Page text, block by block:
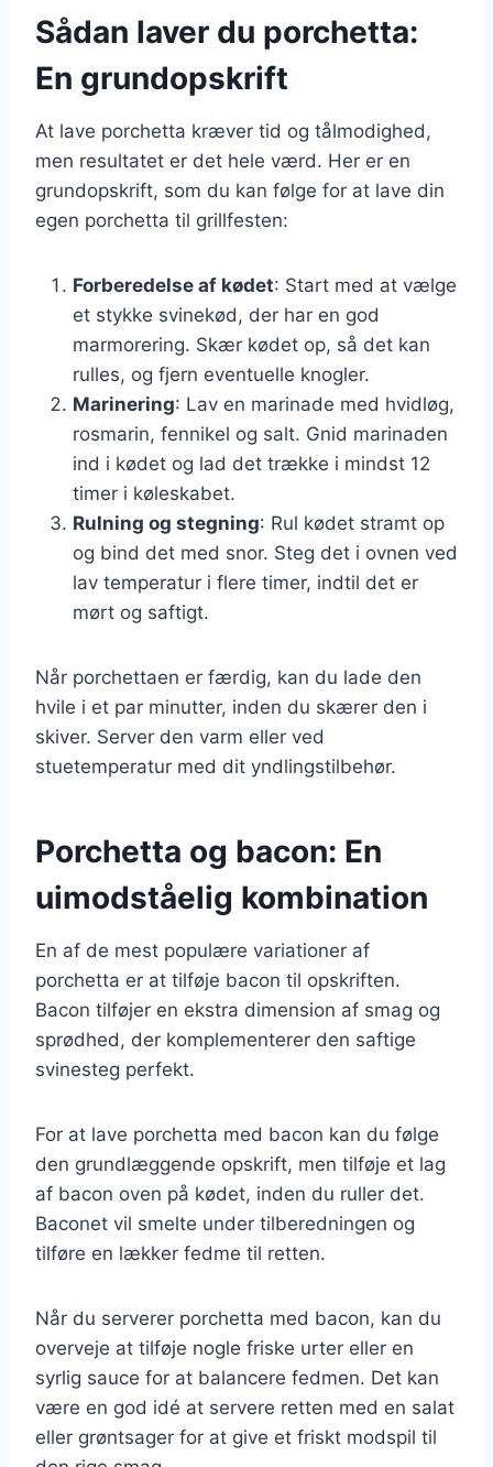
Sådan laver du porchetta:
En grundopskrift
At lave porchetta kræver tid og tålmodighed,
men resultatet er det hele værd. Her er en
grundopskrift, som du kan følge for at lave din
egen porchetta til grillfesten:
Forberedelse af kødet: Start med at vælge
et stykke svinekød, der har en god
marmorering. Skær kødet op, så det kan
rulles, og fjern eventuelle knogler.
Marinering: Lav en marinade med hvidløg,
rosmarin, fennikel og salt. Gnid marinaden
ind i kødet og lad det trække i mindst 12
timer i køleskabet.
Rulning og stegning: Rul kødet stramt op
og bind det med snor. Steg det i ovnen ved
lav temperatur i flere timer, indtil det er
mørt og saftigt.
Når porchettaen er færdig, kan du lade den
hvile i et par minutter, inden du skærer den i
skiver. Server den varm eller ved
stuetemperatur med dit yndlingstilbehør.
Porchetta og bacon: En
uimodståelig kombination
En af de mest populære variationer af
porchetta er at tilføje bacon til opskriften.
Bacon tilføjer en ekstra dimension af smag og
sprødhed, der komplementerer den saftige
svinesteg perfekt.
For at lave porchetta med bacon kan du følge
den grundlæggende opskrift, men tilføje et lag
af bacon oven på kødet, inden du ruller det.
Baconet vil smelte under tilberedningen og
tilføre en lækker fedme til retten.
Når du serverer porchetta med bacon, kan du
overveje at tilføje nogle friske urter eller en
syrlig sauce for at balancere fedmen. Det kan
være en god idé at servere retten med en salat
eller grøntsager for at give et friskt modspil til